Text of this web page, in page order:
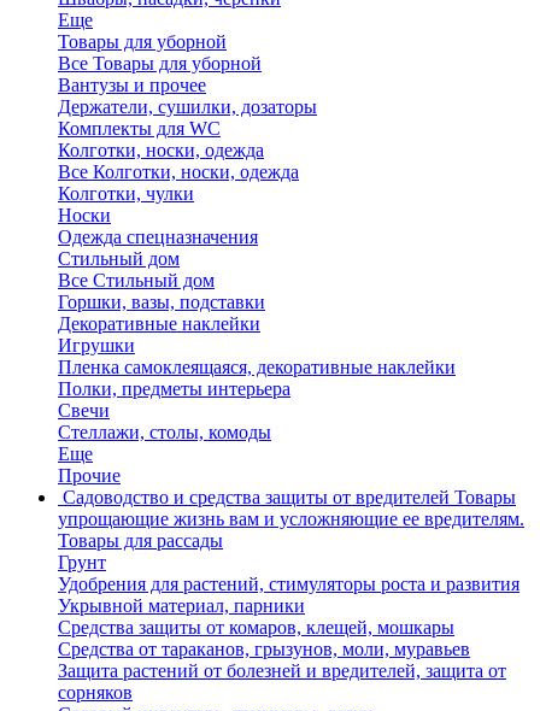
Еще
Товары для уборной
Все Товары для уборной
Вантузы и прочее
Держатели, сушилки, дозаторы
Комплекты для WC
Колготки, носки, одежда
Все Колготки, носки, одежда
Колготки, чулки
Носки
Одежда спецназначения
Стильный дом
Все Стильный дом
Горшки, вазы, подставки
Декоративные наклейки
Игрушки
Пленка самоклеящаяся, декоративные наклейки
Полки, предметы интерьера
Свечи
Стеллажи, столы, комоды
Еще
Прочие
Садоводство и средства защиты от вредителей Товары
упрощающие жизнь вам и усложняющие ее вредителям.
Товары для рассады
Грунт
Удобрения для растений, стимуляторы роста и развития
Укрывной материал, парники
Средства защиты от комаров, клещей, мошкары
Средства от тараканов, грызунов, моли, муравьев
Защита растений от болезней и вредителей, защита от
сорняков